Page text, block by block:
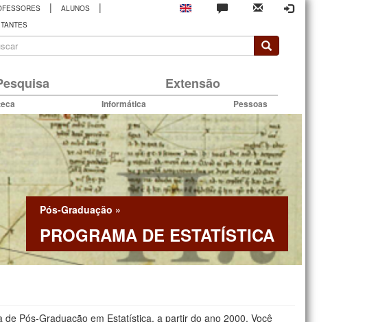
| ALUNOS |
Extensão
Informática Pessoas
Pós-Graduação »
PROGRAMA DE ESTATÍSTICA
Pós-Graduação em Estatística, a partir do ano 2000. Você